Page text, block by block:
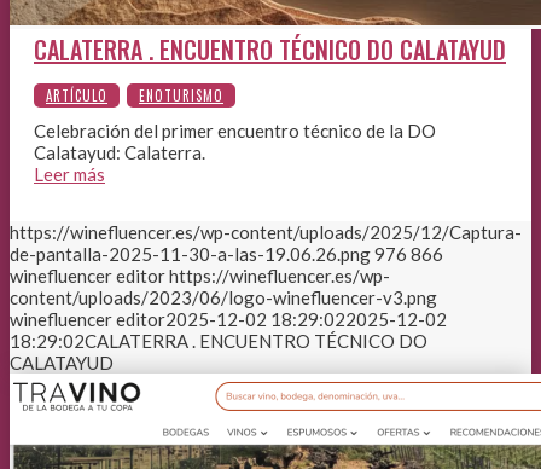
CALATERRA . ENCUENTRO TÉCNICO DO CALATAYUD
Celebración del primer encuentro técnico de la DO
Calatayud: Calaterra.
Leer más
https://winefluencer.es/wp-content/uploads/2025/12/Captura-
de-pantalla-2025-11-30-a-las-19.06.26.png976 866
winefluencer editorhttps://winefluencer.es/wp-
content/uploads/2023/06/logo-winefluencer-v3.png
winefluencer editor2025-12-02 18:29:022025-12-02
18:29:02CALATERRA . ENCUENTRO TÉCNICO DO
CALATAYUD